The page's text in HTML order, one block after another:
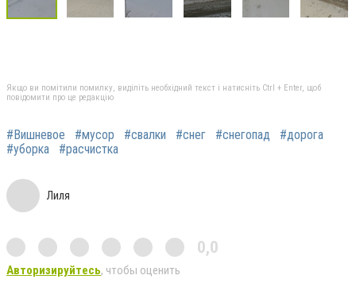
Якщо ви помітили помилку, виділіть необхідний текст і натисніть Ctrl + Enter, щоб
повідомити про це редакцію
#Вишневое #мусор #свалки #снег #снегопад
#дорога
#уборка
#расчистка
Лиля
0,0
Авторизируйтесь, чтобы оценить